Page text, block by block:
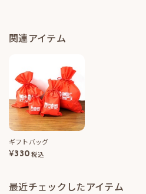
関連アイテム
ギフトバッグ
¥330 税込
最近チェックしたアイテム